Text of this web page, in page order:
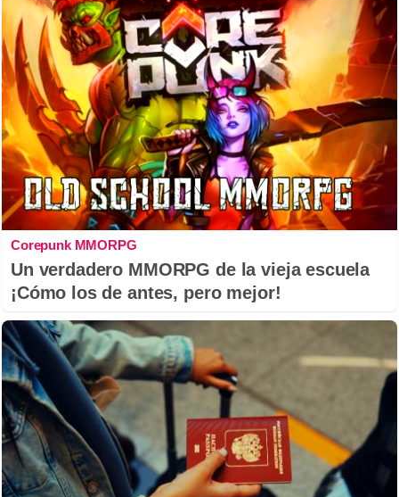
Corepunk MMORPG
Un verdadero MMORPG de la vieja escuela
¡Cómo los de antes, pero mejor!